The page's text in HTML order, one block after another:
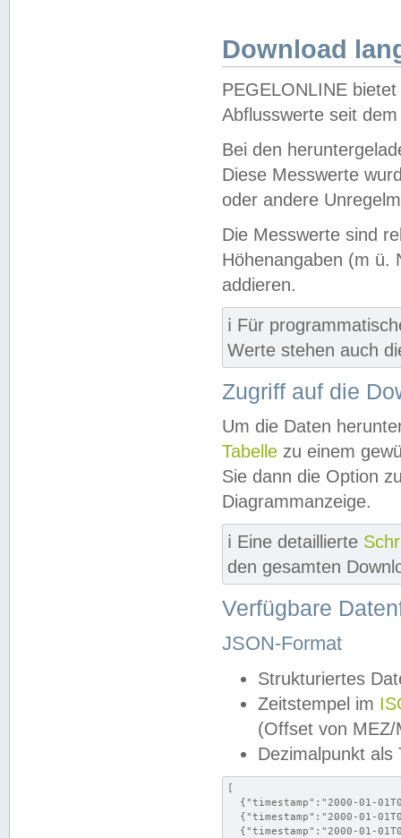
Download
PEGELONLINE
Abflusswerte seit
Bei den
Diese Messwerte
oder andere
Die Messwerte sind
Höhenangaben (m ü.
addieren.
ℹ️ Für
Werte stehen auch
Zugriff auf die
Um die Daten
Tabelle zu einem
Sie dann die Option
Diagrammanzeige.
ℹ️ Eine detaillierte
den gesamten
Verfügbare
JSON-Format
Strukturiertes
Zeitstempel im
(Offset von MEZ/
Dezimalpunkt als
[
{"timestamp":"2000-01-
{"timestamp":"2000-01-
{"timestamp":"2000-01-